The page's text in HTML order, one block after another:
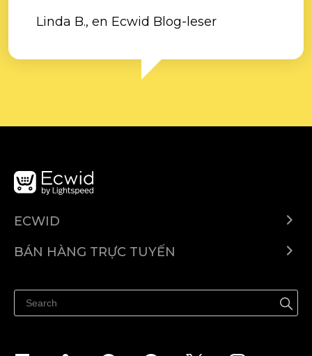
Linda B., en Ecwid Blog-leser
ECWID
Trung tâm trợ giúp
BÁN HÀNG TRỰC TUYẾN
Quảng bá ở bất cứ đâu
Kiểm soát mọi thứ